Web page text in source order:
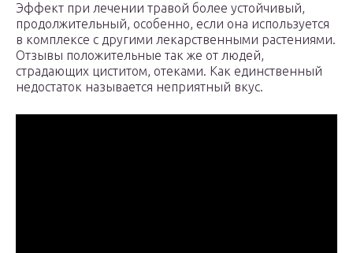
Эффект при лечении травой более устойчивый,
продолжительный, особенно, если она используется
в комплексе с другими лекарственными растениями.
Отзывы положительные так же от людей,
страдающих циститом, отеками. Как единственный
недостаток называется неприятный вкус.